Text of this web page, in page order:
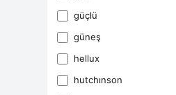
güçlü
güneş
hellux
hutchinson